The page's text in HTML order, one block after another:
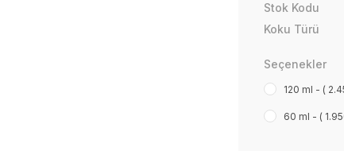
Stok Kodu
Koku Türü
Seçenekler
120 ml - (
60 ml - (